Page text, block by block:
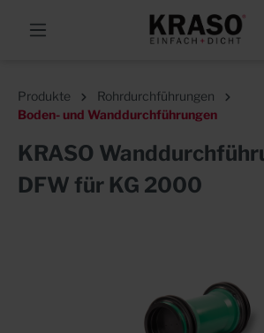
Produkte
Rohrdurchführungen
Boden- und Wanddurchführungen
KRASO
DFW für KG 2000